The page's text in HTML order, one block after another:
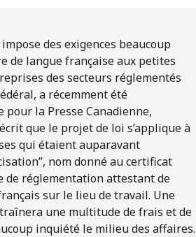
des exigences beaucoup
de langue française aux petites
des secteurs réglementés
a récemment été
pour la Presse Canadienne,
que le projet de loi s’applique à
qui étaient auparavant
nom donné au certificat
de réglementation attestant de
sur le lieu de travail. Une
une multitude de frais et de
inquiété le milieu des affaires.